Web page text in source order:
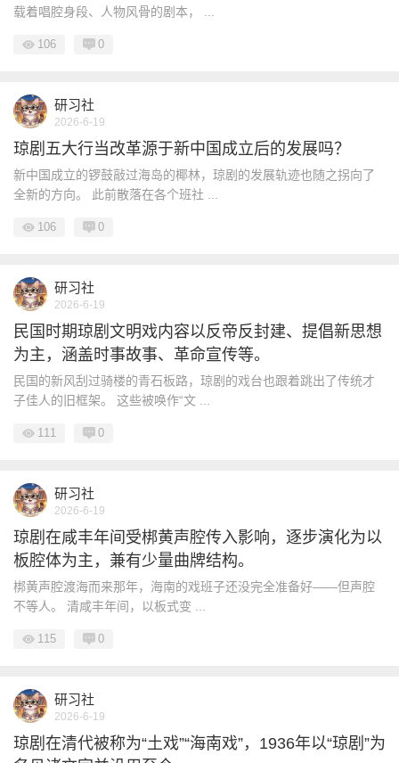
载着唱腔身段、人物风骨的剧本， ...
106 0
研习社
2026-6-19
琼剧五大行当改革源于新中国成立后的发展吗？
新中国成立的锣鼓敲过海岛的椰林，琼剧的发展轨迹也随之拐向了
全新的方向。 此前散落在各个班社 ...
106 0
研习社
2026-6-19
民国时期琼剧文明戏内容以反帝反封建、提倡新思想
为主，涵盖时事故事、革命宣传等。
民国的新风刮过骑楼的青石板路，琼剧的戏台也跟着跳出了传统才
子佳人的旧框架。 这些被唤作“文 ...
111 0
研习社
2026-6-19
琼剧在咸丰年间受梆黄声腔传入影响，逐步演化为以
板腔体为主，兼有少量曲牌结构。
梆黄声腔渡海而来那年，海南的戏班子还没完全准备好——但声腔
不等人。 清咸丰年间，以板式变 ...
115 0
研习社
2026-6-19
琼剧在清代被称为“土戏”“海南戏”，1936年以“琼剧”为